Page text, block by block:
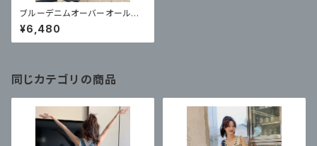
ブルーデニムオーバーオール
ハイウエストスリムストレートジ
ャンプスーツ
¥6,480
同じカテゴリの商品